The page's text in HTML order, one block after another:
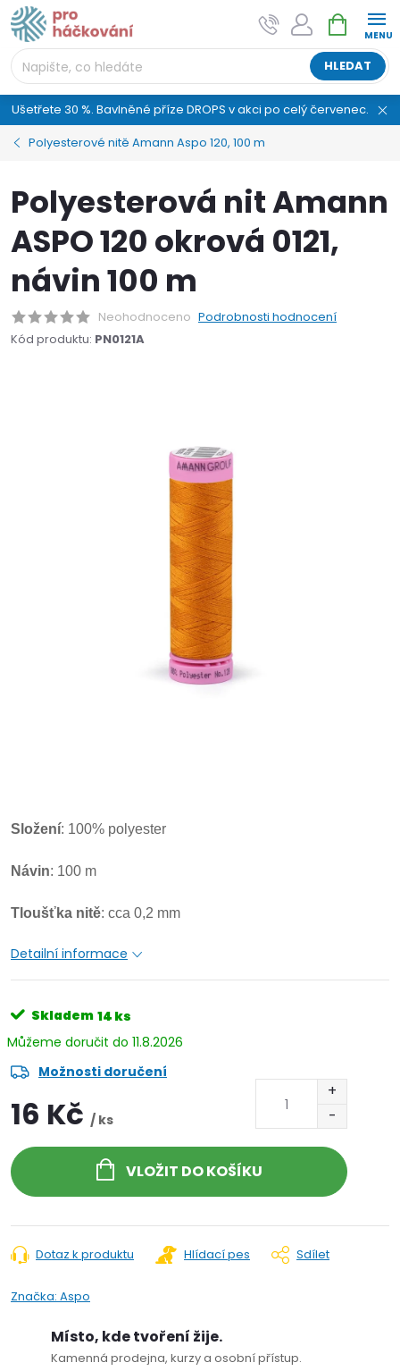
Přejít
na
obsah
HLEDAT
NÁKUPNÍ
KOŠÍK
Ušetřete 30 %. Bavlněné příze DROPS v akci po celý červenec.
Polyesterové nitě Amann Aspo 120, 100 m
Polyesterová nit Amann
ASPO 120 okrová 0121,
návin 100 m
Neohodnoceno Podrobnosti hodnocení
Kód produktu: PN0121A
Složení: 100% polyester
Návin: 100 m
Tloušťka nitě: cca 0,2 mm
Detailní informace
Skladem 14 ks
11.8.2026
Možnosti doručení
16 Kč / ks
VLOŽIT DO KOŠÍKU
Dotaz k produktu Hlídací pes Sdílet
Značka: Aspo
Místo, kde tvoření žije.
Kamenná prodejna, kurzy a osobní přístup.
AI asistent "pani Klubíčková" –
ProHackovani.cz
Jsme e-shop s více než osmiletou tradicí a máme pro
vás připraveno více než 25 tisíc produktů. Vše skladem,
připravené k odeslání.